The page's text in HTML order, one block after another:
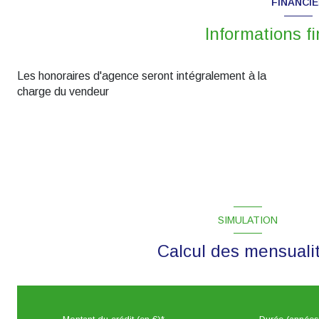
Informations
Les honoraires d'agence seront intégralement à la
charge du vendeur
SIMULATION
Calcul des